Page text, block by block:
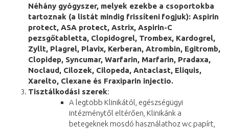
Néhány gyógyszer, melyek ezekbe a csoportokba
tartoznak (a listát mindig frissíteni fogjuk): Aspirin
protect, ASA protect, Astrix, Aspirin-C
pezsgőtabletta, Clopidogrel, Trombex, Kardogrel,
Zyllt, Plagrel, Plavix, Kerberan, Atrombin, Egitromb,
Clopidep, Syncumar, Warfarin, Marfarin, Pradaxa,
Noclaud, Cilozek, Cilopeda, Antaclast, Eliquis,
Xarelto, Clexane és Fraxiparin injectio.
Tisztálkodási szerek:
A legtöbb Klinikától, egészségügyi
intézménytől eltérően, Klinikánk a
betegeknek mosdó használathoz wc papírt,